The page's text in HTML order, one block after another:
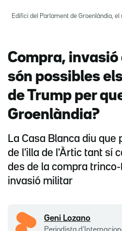
Edifici del Parlament de Groenlàndia,
Compra, invasió
són possibles
de Trump per
Groenlàndia?
La Casa Blanca diu que
de l'illa de l'Àrtic tant sí
des de la compra
invasió militar
Geni Lozano